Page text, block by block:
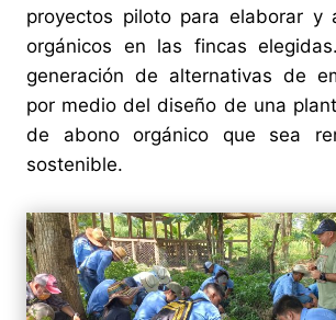
proyectos piloto para elaborar y
orgánicos en las fincas
generación de alternativas de
por medio del diseño de una
de abono orgánico que sea
sostenible.